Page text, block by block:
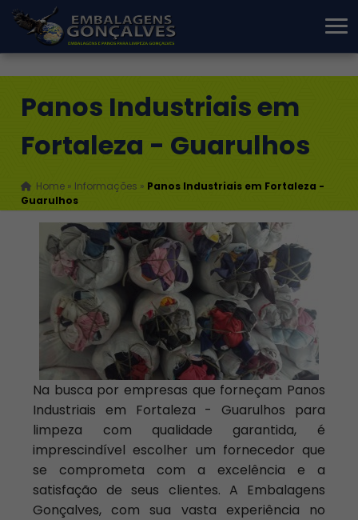
Panos Industriais em
Fortaleza - Guarulhos
Home » Informações » Panos Industriais em Fortaleza -
Guarulhos
Na busca por empresas que forneçam Panos
Industriais em Fortaleza - Guarulhos para
limpeza com qualidade garantida, é
imprescindível escolher um fornecedor que
se comprometa com a excelência e a
satisfação de seus clientes. A Embalagens
Gonçalves, com sua vasta experiência no